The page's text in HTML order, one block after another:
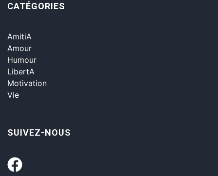
CATÉGORIES
AmitiA
Amour
Humour
LibertA
Motivation
Vie
SUIVEZ-NOUS